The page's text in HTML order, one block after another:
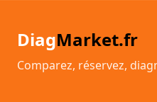
DiagMarket.fr
Comparez, réservez,